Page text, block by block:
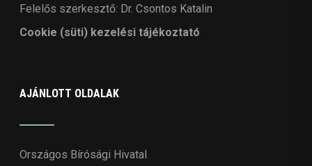
Felelős szerkesztő: Dr. Csontos Katalin
Cookie (süti) kezelési tájékoztató
AJÁNLOTT OLDALAK
Országos Bírósági Hivatal